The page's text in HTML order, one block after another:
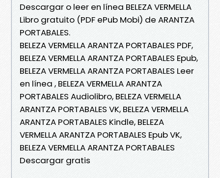
Descargar o leer en línea BELEZA VERMELLA
Libro gratuito (PDF ePub Mobi) de ARANTZA
PORTABALES.
BELEZA VERMELLA ARANTZA PORTABALES PDF,
BELEZA VERMELLA ARANTZA PORTABALES Epub,
BELEZA VERMELLA ARANTZA PORTABALES Leer
en línea , BELEZA VERMELLA ARANTZA
PORTABALES Audiolibro, BELEZA VERMELLA
ARANTZA PORTABALES VK, BELEZA VERMELLA
ARANTZA PORTABALES Kindle, BELEZA
VERMELLA ARANTZA PORTABALES Epub VK,
BELEZA VERMELLA ARANTZA PORTABALES
Descargar gratis